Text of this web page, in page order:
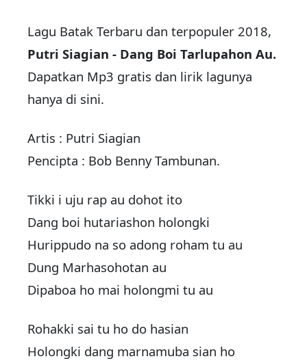
Lagu Batak Terbaru dan terpopuler 2018,
Putri Siagian - Dang Boi Tarlupahon Au.
Dapatkan Mp3 gratis dan lirik lagunya
hanya di sini.
Artis : Putri Siagian
Pencipta : Bob Benny Tambunan.
Tikki i uju rap au dohot ito
Dang boi hutariashon holongki
Hurippudo na so adong roham tu au
Dung Marhasohotan au
Dipaboa ho mai holongmi tu au
Rohakki sai tu ho do hasian
Holongki dang marnamuba sian ho